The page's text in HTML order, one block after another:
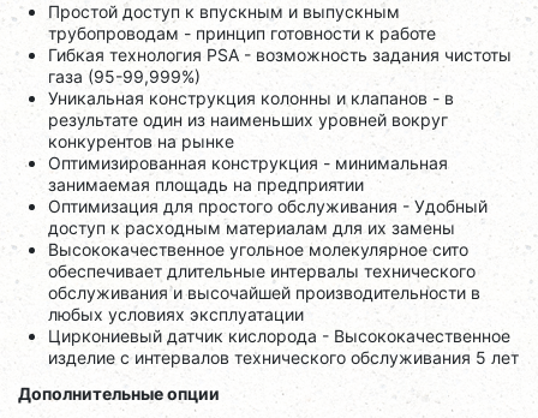
Простой доступ к впускным и выпускным
трубопроводам - ​​принцип готовности к работе
Гибкая технология PSA - возможность задания чистоты
газа (95-99,999%)
Уникальная конструкция колонны и клапанов - в
результате один из наименьших уровней вокруг
конкурентов на рынке
Оптимизированная конструкция - минимальная
занимаемая площадь на предприятии
Оптимизация для простого обслуживания - Удобный
доступ к расходным материалам для их замены
Высококачественное угольное молекулярное сито
обеспечивает длительные интервалы технического
обслуживания и высочайшей производительности в
любых условиях эксплуатации
Циркониевый датчик кислорода - Высококачественное
изделие с интервалов технического обслуживания 5 лет
Дополнительные опции